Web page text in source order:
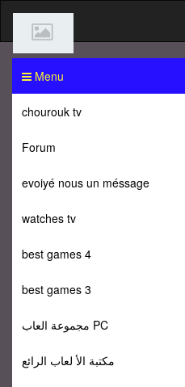
Menu
chourouk tv
Forum
evoiyé nous un méssage
watches tv
best games 4
best games 3
مجموعة العاب PC
مكتبة الأ لعاب الرائع